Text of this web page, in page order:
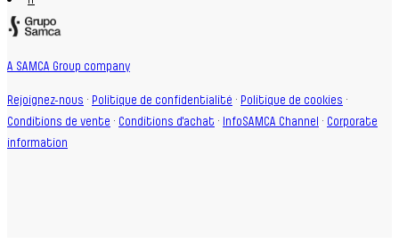
A SAMCA Group company
Rejoignez-nous · Politique de confidentialité · Politique de cookies ·
Conditions de vente · Conditions d'achat · InfoSAMCA Channel · Corporate
information